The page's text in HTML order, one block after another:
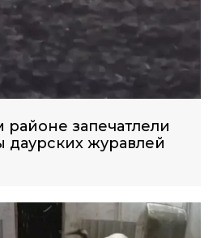
запечатлели
даурских журавлей